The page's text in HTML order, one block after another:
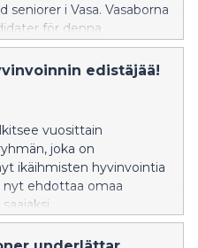
i Vasa. Vasaborna
för denna
edistäjää!
vuosittain
joka on
ikäihmisten hyvinvointia
nyt ehdottaa omaa